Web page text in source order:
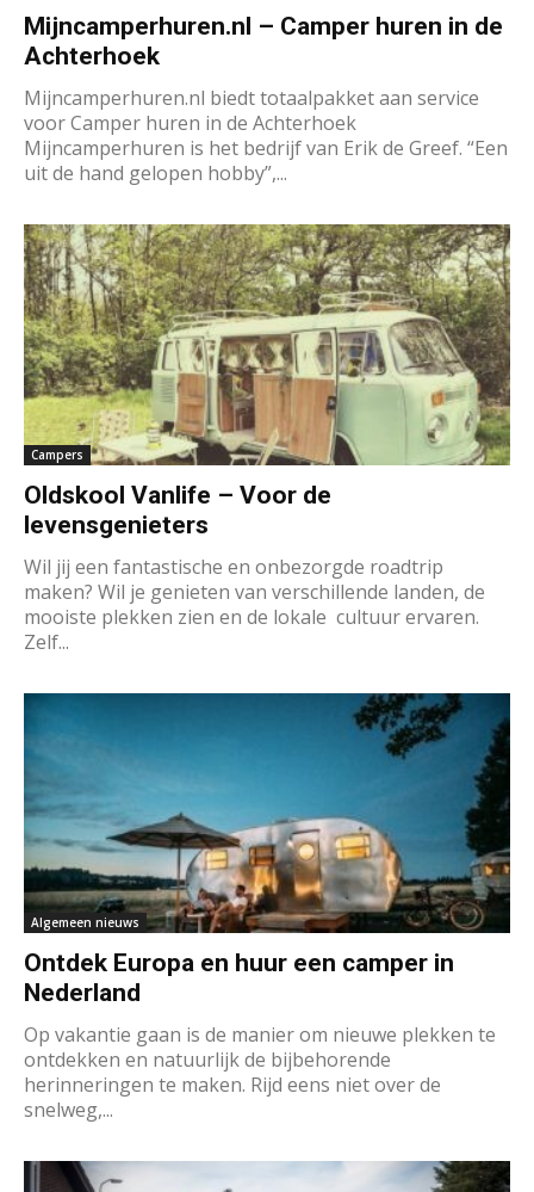
Mijncamperhuren.nl – Camper huren in de
Achterhoek
Mijncamperhuren.nl biedt totaalpakket aan service
voor Camper huren in de Achterhoek
Mijncamperhuren is het bedrijf van Erik de Greef. “Een
uit de hand gelopen hobby”,...
Campers
Oldskool Vanlife – Voor de
levensgenieters
Wil jij een fantastische en onbezorgde roadtrip
maken? Wil je genieten van verschillende landen, de
mooiste plekken zien en de lokale cultuur ervaren.
Zelf...
Algemeen nieuws
Ontdek Europa en huur een camper in
Nederland
Op vakantie gaan is de manier om nieuwe plekken te
ontdekken en natuurlijk de bijbehorende
herinneringen te maken. Rijd eens niet over de
snelweg,...